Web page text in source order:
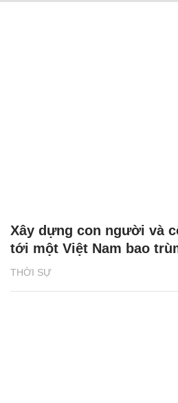
THỜI SỰ
Xây dựng con người và
tới một Việt Nam bao